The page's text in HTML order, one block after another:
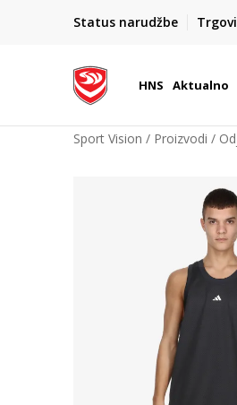
Status narudžbe
Dostava 1,50 €
| Više
HNS Aktualno
Sport Vision Proizvodi